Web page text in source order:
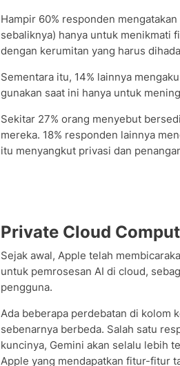
Hampir 60% responden
sebaliknya) hanya untuk menikmati
dengan kerumitan yang harus
Sementara itu, 14% lainnya
gunakan saat ini hanya untuk
Sekitar 27% orang menyebut
mereka. 18% responden lainnya
itu menyangkut privasi dan
Private Cloud
Sejak awal, Apple telah
untuk pemrosesan AI di cloud,
pengguna.
Ada beberapa perdebatan di kolom
sebenarnya berbeda. Salah satu
kuncinya, Gemini akan selalu lebih
Apple yang mendapatkan fitur-fitur